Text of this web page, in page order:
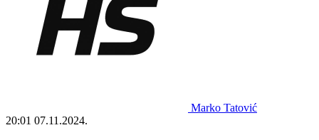
Marko Tatović
20:01 07.11.2024.